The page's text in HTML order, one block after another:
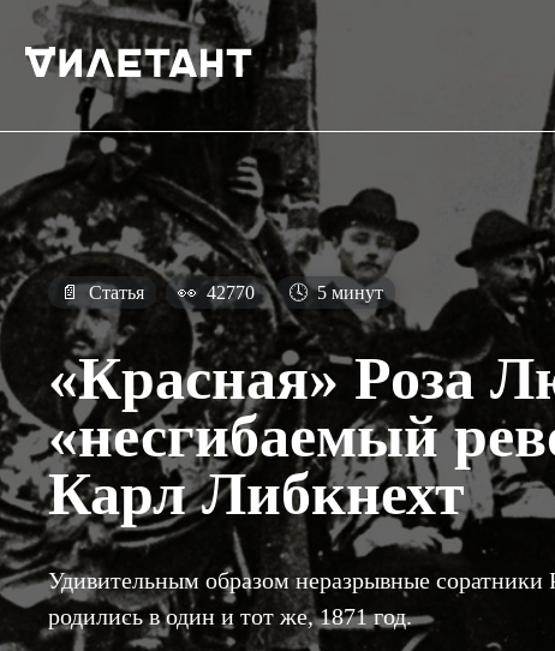
📄 Статья 👀 42770 🕓 5 минут
«Красная» Роза
«несгибаемый
Карл Либкнехт
Удивительным образом неразрывные
родились в один и тот же, 1871 год.